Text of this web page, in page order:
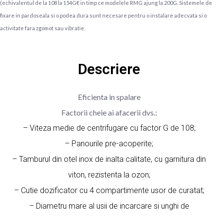
(echivalentul de la 108 la 154G€ in timp ce modelele RMG ajung la 200G. Sistemele de
fixare in pardoseala si o podea dura sunt necesare pentru o instalare adecvata si o
activitate fara zgomot sau vibratie.
Descriere
Eficienta in spalare
Factorii cheie ai afacerii dvs.:
– Viteza medie de centrifugare cu factor G de 108;
– Panourile pre-acoperite;
– Tamburul din otel inox de inalta calitate, cu garnitura din
viton, rezistenta la ozon;
– Cutie dozificator cu 4 compartimente usor de curatat;
– Diametru mare al usii de incarcare si unghi de